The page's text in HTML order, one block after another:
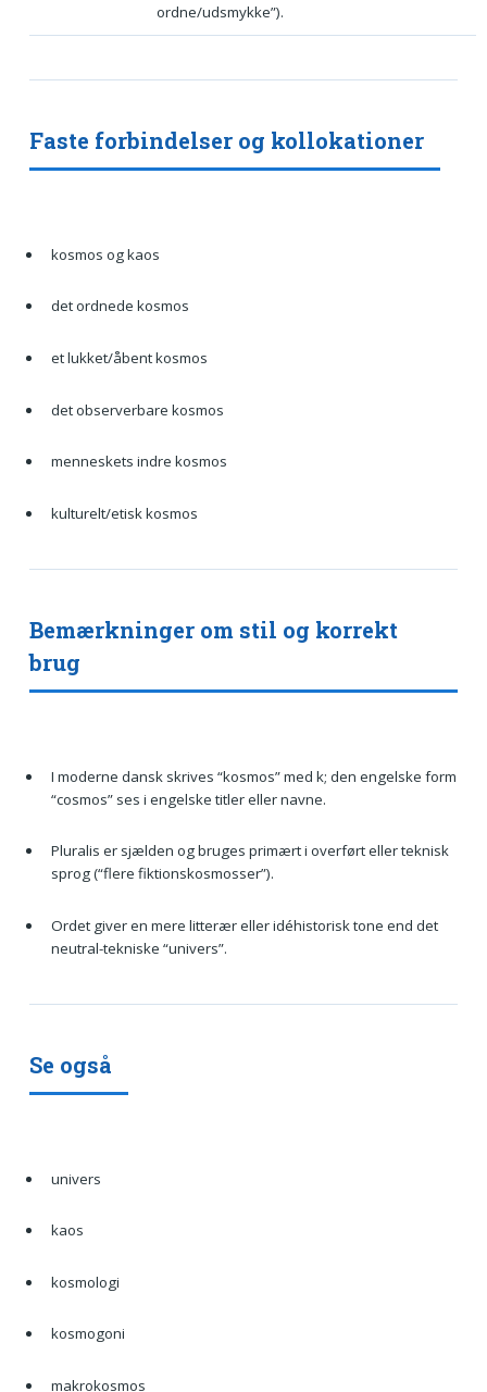
ordne/udsmykke”).
Faste forbindelser og kollokationer
kosmos og kaos
det ordnede kosmos
et lukket/åbent kosmos
det observerbare kosmos
menneskets indre kosmos
kulturelt/etisk kosmos
Bemærkninger om stil og korrekt
brug
I moderne dansk skrives “kosmos” med k; den engelske form
“cosmos” ses i engelske titler eller navne.
Pluralis er sjælden og bruges primært i overført eller teknisk
sprog (“flere fiktionskosmosser”).
Ordet giver en mere litterær eller idéhistorisk tone end det
neutral-tekniske “univers”.
Se også
univers
kaos
kosmologi
kosmogoni
makrokosmos